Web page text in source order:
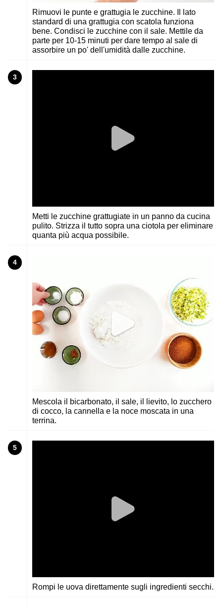
Rimuovi le punte e grattugia le zucchine. Il lato
standard di una grattugia con scatola funziona
bene. Condisci le zucchine con il sale. Mettile da
parte per 10-15 minuti per dare tempo al sale di
assorbire un po' dell'umidità dalle zucchine.
3
Metti le zucchine grattugiate in un panno da cucina
pulito. Strizza il tutto sopra una ciotola per eliminare
quanta più acqua possibile.
4
Mescola il bicarbonato, il sale, il lievito, lo zucchero
di cocco, la cannella e la noce moscata in una
terrina.
5
Rompi le uova direttamente sugli ingredienti secchi.